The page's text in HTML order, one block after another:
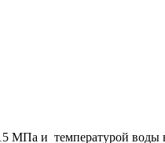
и температурой воды